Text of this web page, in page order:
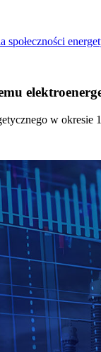
w okresie